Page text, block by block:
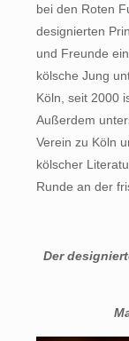
bei den Roten
designierten
und Freunde
kölsche Jung
Köln, seit 2000
Außerdem
Verein zu Köln
kölscher
Runde an der
Der